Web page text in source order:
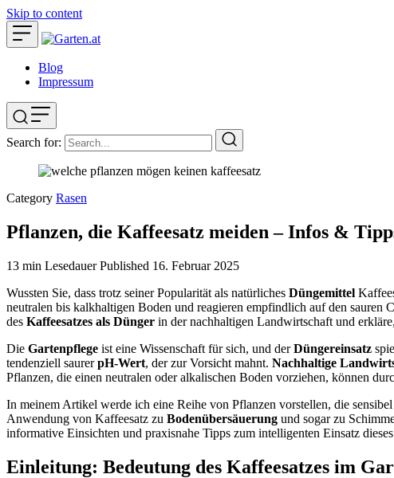
Skip to content
Blog
Impressum
Search for:
Category Rasen
Pflanzen, die Kaffeesatz meiden – Infos &
13 min LesedauerPublished 16. Februar 2025
Wussten Sie, dass trotz seiner Popularität als natürliches Düngemittel
neutralen bis kalkhaltigen Boden und reagieren empfindlich auf den
des Kaffeesatzes als Dünger in der nachhaltigen Landwirtschaft und
Die Gartenpflege ist eine Wissenschaft für sich, und derDüngereinsatz
tendenziell saurerpH-Wert, der zur Vorsicht mahnt. Nachhaltige
Pflanzen, die einen neutralen oder alkalischen Boden vorziehen, können
In meinem Artikel werde ich eine Reihe von Pflanzen vorstellen, die
Anwendung von Kaffeesatz zu Bodenübersäuerung und sogar zu
informative Einsichten und praxisnahe Tipps zum intelligenten Einsatz
Einleitung: Bedeutung des Kaffeesatzes im